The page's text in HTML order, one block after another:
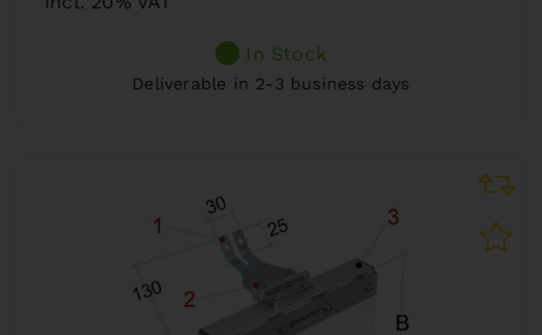
In Stock
Deliverable in 2-3 business days